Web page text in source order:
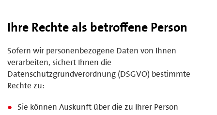
Ihre Rechte als betroffene Person
Sofern wir personenbezogene Daten von Ihnen
verarbeiten, sichert Ihnen die
Datenschutzgrundverordnung (DSGVO) bestimmte
Rechte zu:
Sie können Auskunft über die zu Ihrer Person